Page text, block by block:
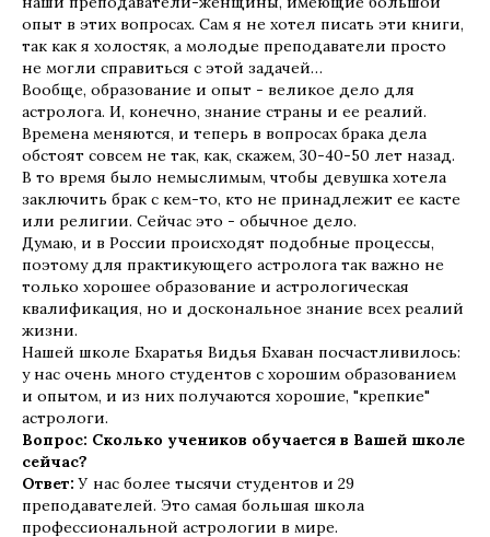
опыт в этих вопросах. Сам я не хотел писать эти книги,
так как я холостяк, а молодые преподаватели просто
не могли справиться с этой задачей…
Вообще, образование и опыт - великое дело для
астролога. И, конечно, знание страны и ее реалий.
Времена меняются, и теперь в вопросах брака дела
обстоят совсем не так, как, скажем, 30-40-50 лет назад.
В то время было немыслимым, чтобы девушка хотела
заключить брак с кем-то, кто не принадлежит ее касте
или религии. Сейчас это - обычное дело.
Думаю, и в России происходят подобные процессы,
поэтому для практикующего астролога так важно не
только хорошее образование и астрологическая
квалификация, но и доскональное знание всех реалий
жизни.
Нашей школе Бхаратья Видья Бхаван посчастливилось:
у нас очень много студентов с хорошим образованием
и опытом, и из них получаются хорошие, "крепкие"
астрологи.
Вопрос: Сколько учеников обучается в Вашей школе
сейчас?
Ответ: У нас более тысячи студентов и 29
преподавателей. Это самая большая школа
профессиональной астрологии в мире.